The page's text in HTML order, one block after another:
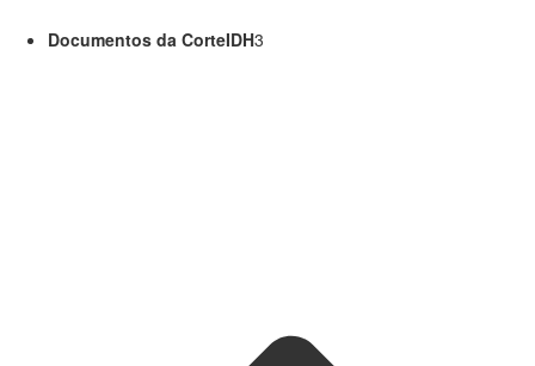
Documentos da CorteIDH3